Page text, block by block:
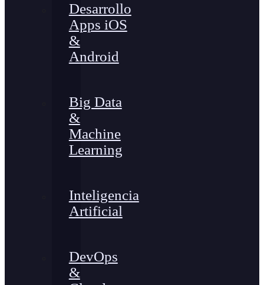
Desarrollo
Apps iOS
&
Android
Big Data
&
Machine
Learning
Inteligencia
Artificial
DevOps
&